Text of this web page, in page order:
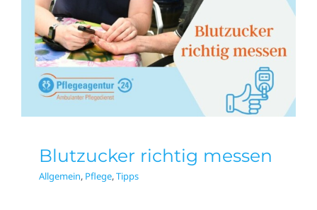
Allgemein Pflege Tipps
Blutzucker richtig messen
Allgemein, Pflege,Tipps